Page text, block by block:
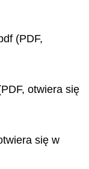
(PDF,
otwiera się
się w